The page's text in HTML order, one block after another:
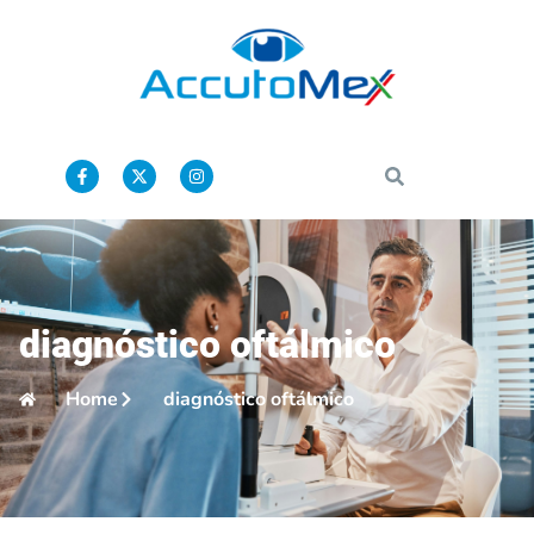
diagnóstico oftálmico
Home diagnóstico oftálmico